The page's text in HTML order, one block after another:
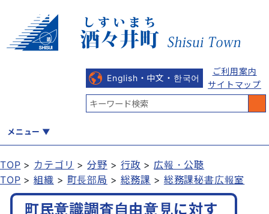
English・中文・한국어
ご利用案内
サイトマップ
メニュー
くらし 健康・福祉 教育・文化 観光・魅力 産業・しごと
TOP カテゴリ 分野 行政
広報・公聴
TOP
組織 町長部局 総務課 総務課秘書広報室
町民意識調査自由意見に対す